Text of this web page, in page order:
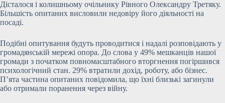
Дісталося і колишньому очільнику Рівного Олександру Третяку.
Більшість опитаних висловили недовіру його діяльності на
посаді.
Подібні опитування будуть проводитися і надалі розповідають у
громадянській мережі опора. До слова у 49% мешканців нашої
громади з початком повномасштабного вторгнення погіршився
психологічний стан. 29% втратили дохід, роботу, або бізнес.
П’ята частина опитаних повідомила, що їхні близькі загинули
або отримали поранення через війну.